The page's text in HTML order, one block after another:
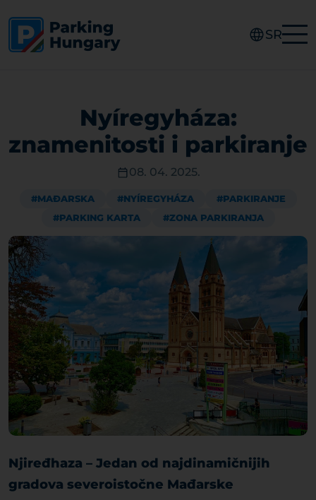
SR
Nyíregyháza:
znamenitosti i parkiranje
08. 04. 2025.
#MAĐARSKA #NYÍREGYHÁZA
#PARKIRANJE
#PARKING KARTA
#ZONA PARKIRANJA
Njiređhaza – Jedan od najdinamičnijih
gradova severoistočne Mađarske